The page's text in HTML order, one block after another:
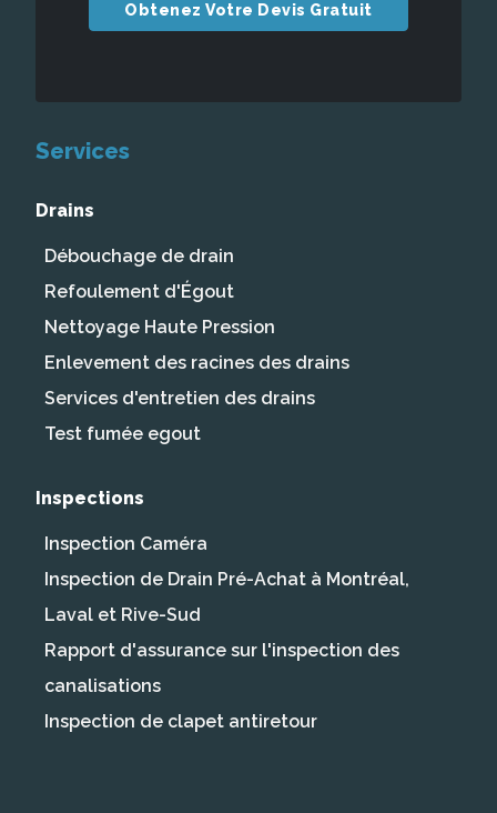
Obtenez Votre Devis Gratuit
Services
Drains
Débouchage de drain
Refoulement d'Égout
Nettoyage Haute Pression
Enlevement des racines des drains
Services d'entretien des drains
Test fumée egout
Inspections
Inspection Caméra
Inspection de Drain Pré-Achat à Montréal,
Laval et Rive-Sud
Rapport d'assurance sur l'inspection des
canalisations
Inspection de clapet antiretour